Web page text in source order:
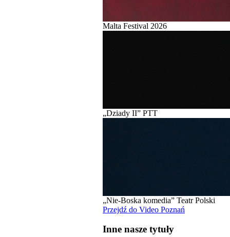
Malta Festival 2026
„Dziady II” PTT
„Nie-Boska komedia” Teatr Polski
Przejdź do Video Poznań
Inne nasze tytuły